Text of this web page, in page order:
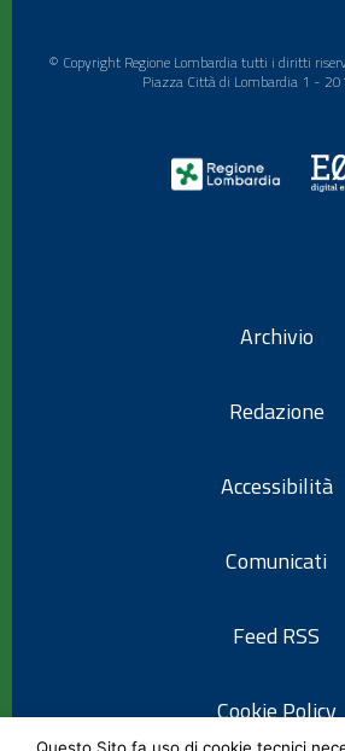
© Copyright Regione Lombardia tutti i diritti
Piazza Città di Lombardia 1 -
Archivio
Redazione
Accessibilità
Comunicati
Feed RSS
Cookie Policy